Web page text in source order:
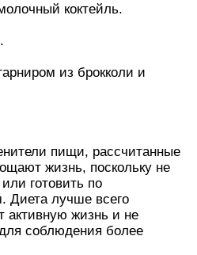
коктейль.
из брокколи и
пищи, рассчитанные
жизнь, поскольку не
готовить по
Диета лучше всего
активную жизнь и не
соблюдения более